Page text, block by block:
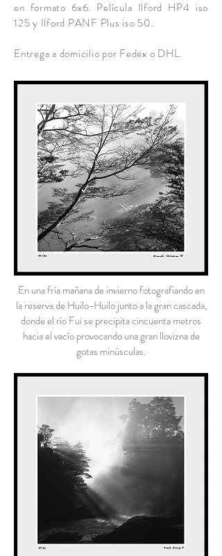
en formato 6x6. Película Ilford HP4 iso
125 y Ilford PANF Plus iso 50.
Entrega a domicilio por Fedex o DHL.
En una fría mañana de invierno fotografiando en
la reserva de Huilo-Huilo junto a la gran cascada,
donde el río Fui se precipita cincuenta metros
hacia el vacío provocando una gran llovizna de
gotas minúsculas.